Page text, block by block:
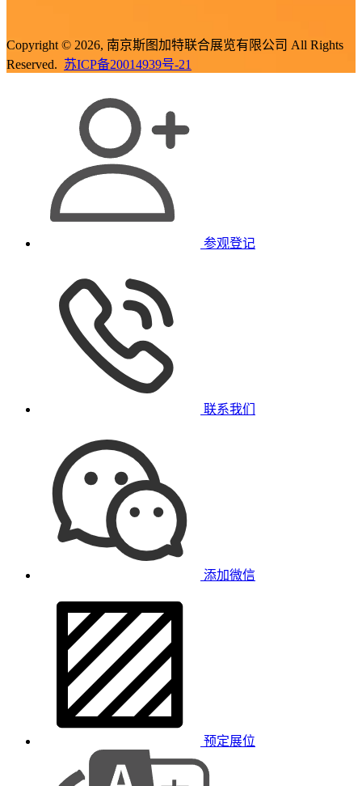
Copyright © 2026, 南京斯图加特联合展览有限公司 All Rights
Reserved. 苏ICP备20014939号-21
参观登记
联系我们
添加微信
预定展位